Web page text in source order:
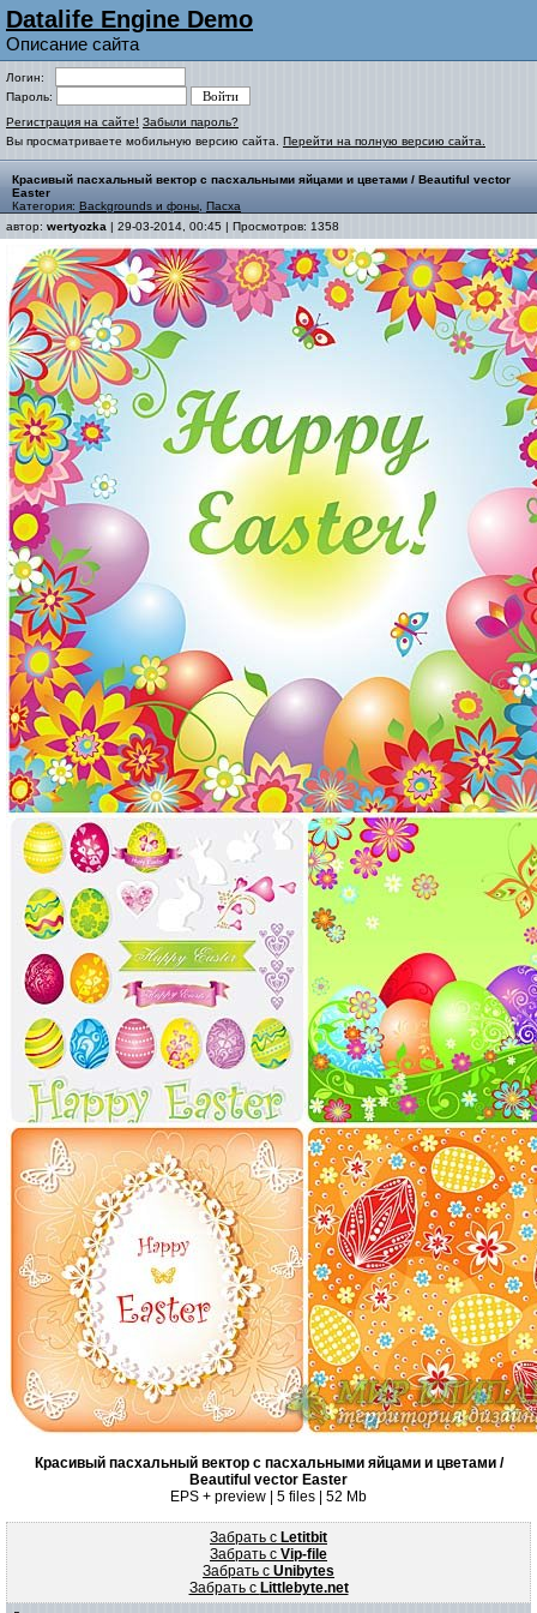
Datalife Engine Demo
Описание сайта
Логин:
Пароль:
Регистрация на сайте! Забыли пароль?
Вы просматриваете мобильную версию сайта. Перейти на полную версию сайта.
Красивый пасхальный вектор с пасхальными яйцами и цветами / Beautiful vector
Easter
Категория: Backgrounds и фоны Пасха
автор: wertyozka | 29-03-2014, 00:45 | Просмотров: 1358
Красивый пасхальный вектор с пасхальными яйцами и цветами /
Beautiful vector Easter
EPS + preview | 5 files | 52 Mb
Забрать с Letitbit
Забрать с Vip-file
Забрать с Unibytes
Забрать с Littlebyte.net